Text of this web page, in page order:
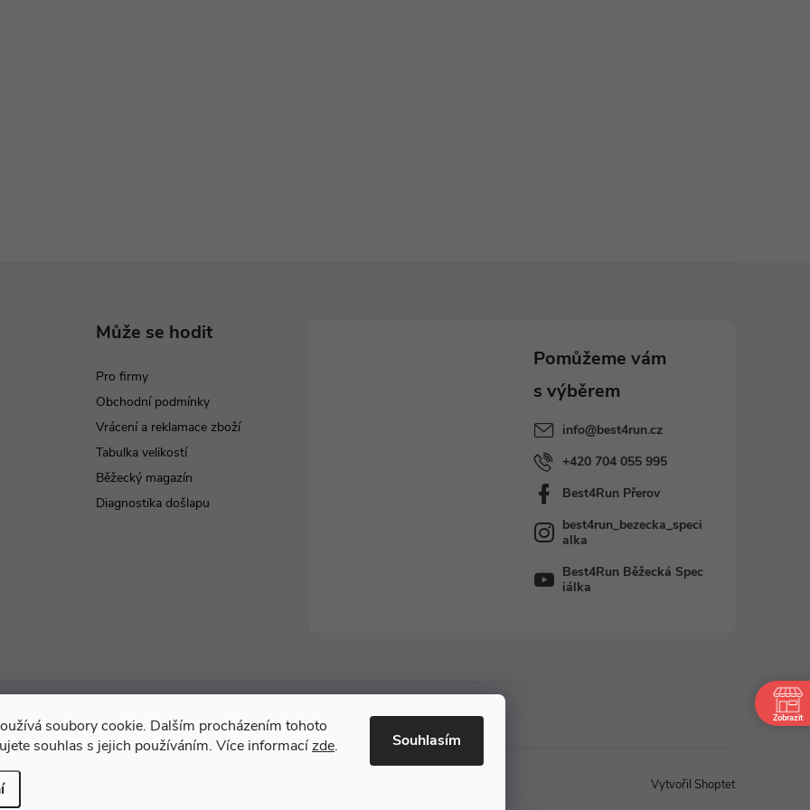
soubory cookie. Dalším procházením tohoto
souhlas s jejich používáním. Více informacízde. Souhlasím
Může se hodit
Pro firmy
Obchodní podmínky
Vrácení a reklamace zboží
Tabulka velikostí
Běžecký magazín
Diagnostika došlapu
info@best4run.cz
+420 704 055 995
Best4Run Přerov
best4run_bezecka_speci
alka
Best4Run Běžecká Spec
iálka
Vytvořil Shoptet
Zobrazit